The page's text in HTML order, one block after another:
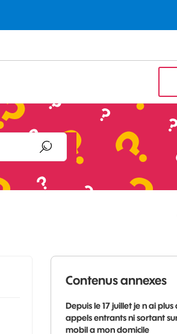
Contenus annexes
Depuis le 17 juillet je n ai plus
appels entrants ni sortant
mobil a mon domicile